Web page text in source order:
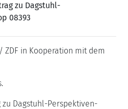
zu Dagstuhl-
08393
in Kooperation mit dem
Dagstuhl-Perspektiven-